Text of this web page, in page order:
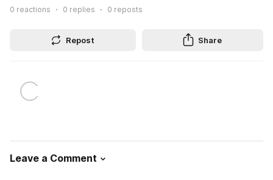
0 reactions 0 replies 0 reposts
Repost Share
Leave a Comment